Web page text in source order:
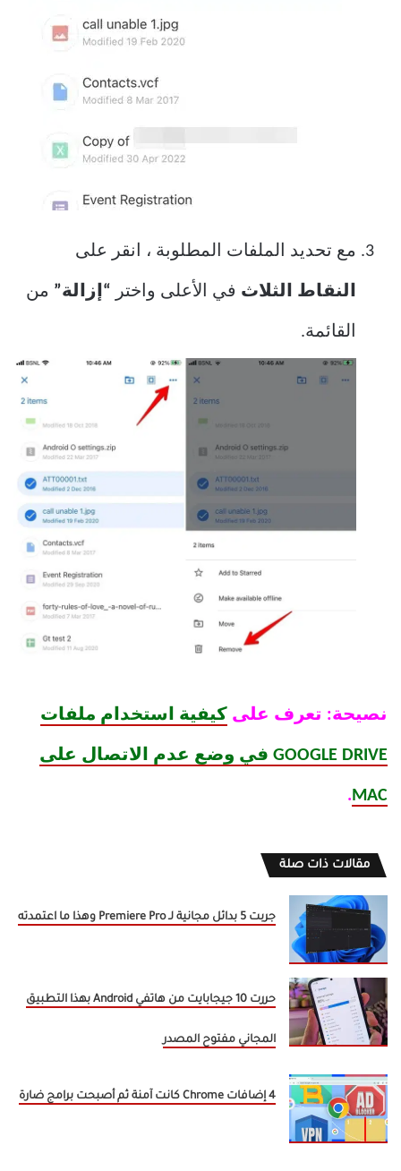
مع تحديد الملفات المطلوبة ، انقر على
النقاط الثلاث في الأعلى واختر “إزالة” من
القائمة.
نصيحة: تعرف على كيفية استخدام ملفات
GOOGLE DRIVE في وضع عدم الاتصال على
MAC
.
مقالات ذات صلة
جربت 5 بدائل مجانية لـ Premiere Pro وهذا ما اعتمدته
حررت 10 جيجابايت من هاتفي Android بهذا التطبيق
المجاني مفتوح المصدر
4 إضافات Chrome كانت آمنة ثم أصبحت برامج ضارة